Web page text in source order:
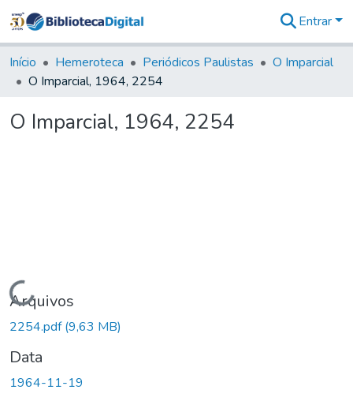
&
Coleções
Tudo na
Digital
Entrar
Início Hemeroteca Periódicos Paulistas
O Imparcial
O Imparcial, 1964, 2254
O Imparcial, 1964, 2254
Carregando...
Arquivos
2254.pdf(9,63 MB)
Data
1964-11-19